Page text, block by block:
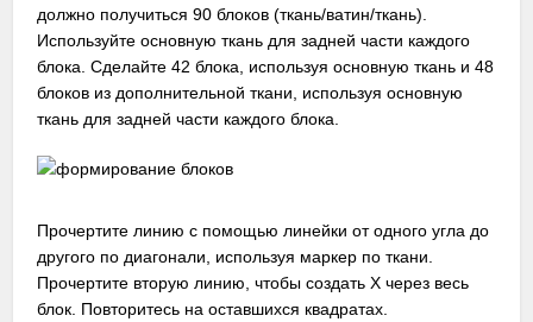
должно получиться 90 блоков (ткань/ватин/ткань).
Используйте основную ткань для задней части каждого
блока. Сделайте 42 блока, используя основную ткань и 48
блоков из дополнительной ткани, используя основную
ткань для задней части каждого блока.
Прочертите линию с помощью линейки от одного угла до
другого по диагонали, используя маркер по ткани.
Прочертите вторую линию, чтобы создать X через весь
блок. Повторитесь на оставшихся квадратах.